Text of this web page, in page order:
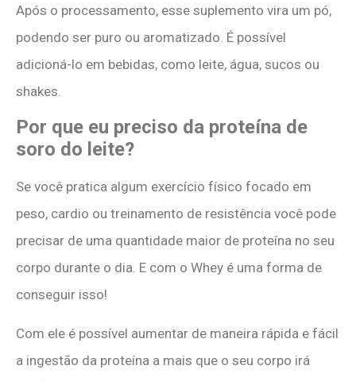
Após o processamento, esse suplemento vira um pó,
podendo ser puro ou aromatizado. É possível
adicioná-lo em bebidas, como leite, água, sucos ou
shakes.
Por que eu preciso da proteína de
soro do leite?
Se você pratica algum exercício físico focado em
peso, cardio ou treinamento de resistência você pode
precisar de uma quantidade maior de proteína no seu
corpo durante o dia. E com o Whey é uma forma de
conseguir isso!
Com ele é possível aumentar de maneira rápida e fácil
a ingestão da proteína a mais que o seu corpo irá